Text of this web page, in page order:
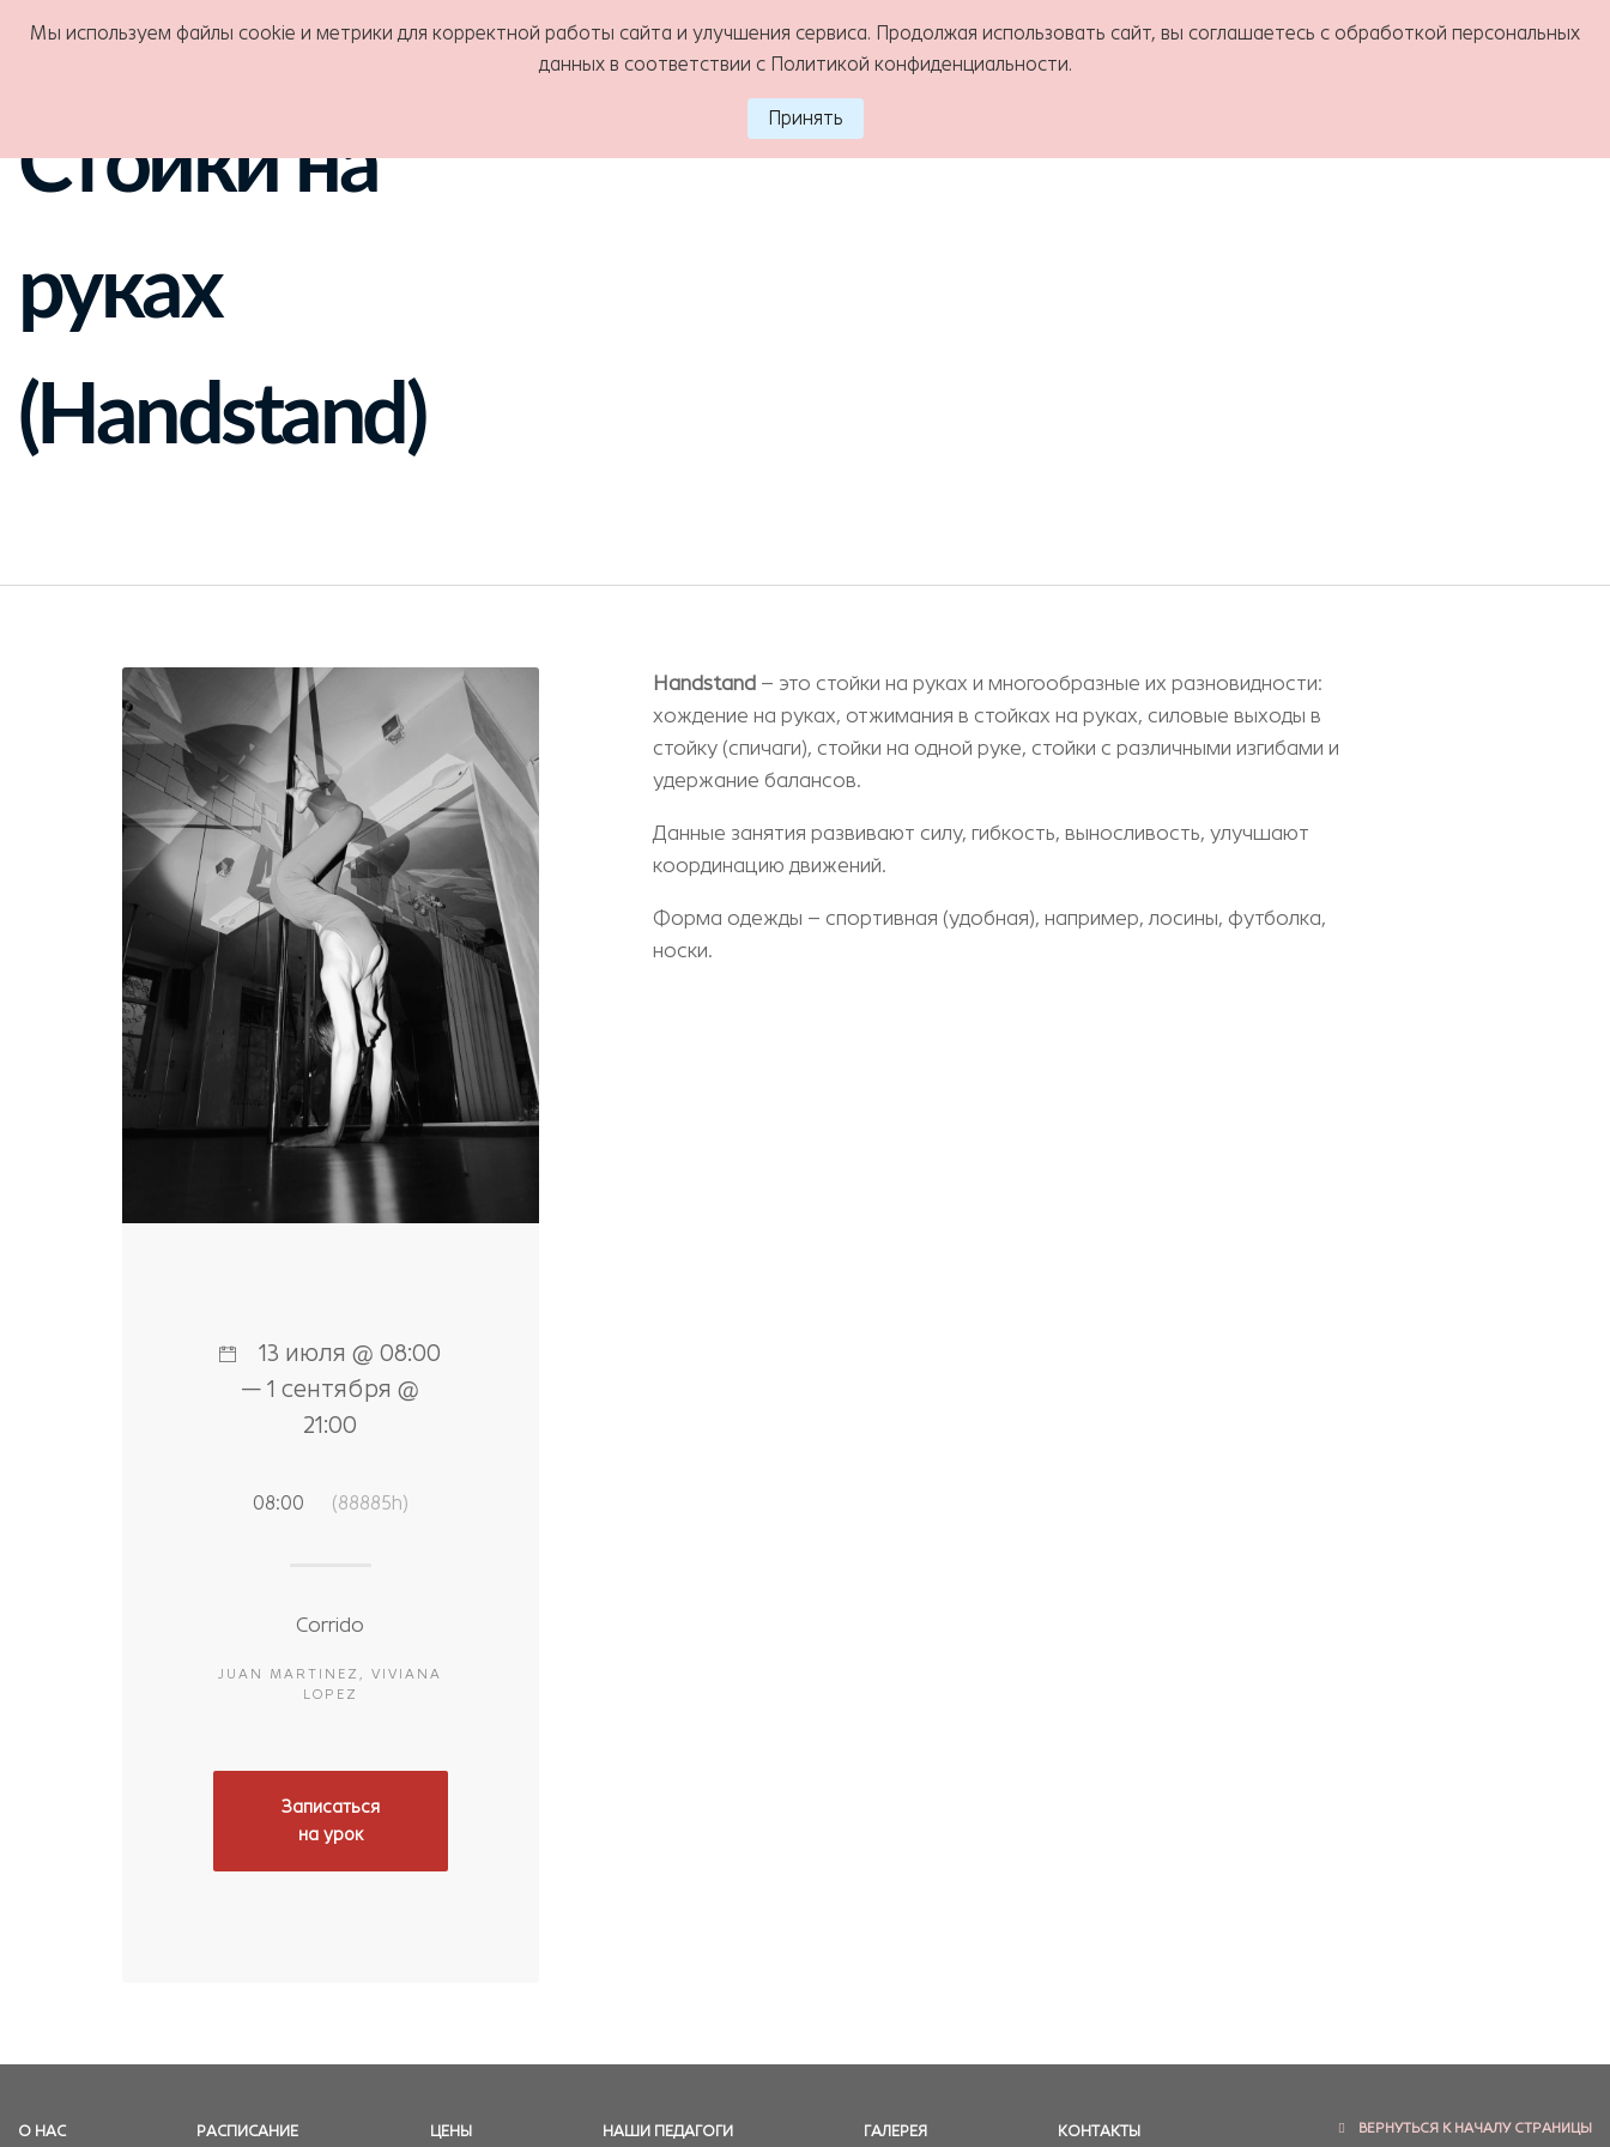
О нас Расписание Цены Наши педагоги
Стойки на
руках
(Handstand)
Handstand– это стойки на руках и многообразные их разновидности:
хождение на руках, отжимания в стойках на руках, силовые выходы в
стойку (спичаги), стойки на одной руке, стойки с различными изгибами и
удержание балансов.
Данные занятия развивают силу, гибкость, выносливость, улучшают
координацию движений.
Форма одежды – спортивная (удобная), например, лосины, футболка,
носки.
13 июля @ 08:00
— 1 сентября @
21:00
08:00 (88885h)
Corrido
JUAN MARTINEZ, VIVIANA
LOPEZ
Записаться
на урок
О НАС РАСПИСАНИЕ ЦЕНЫ НАШИ ПЕДАГОГИ ГАЛЕРЕЯ КОНТАКТЫ ВЕРНУТЬСЯ К НАЧАЛУ СТРАНИЦЫ
Мы используем файлы cookie и метрики для корректной работы сайта и улучшения сервиса. Продолжая использовать сайт, вы соглашаетесь с обработкой персональных
данных в соответствии с Политикой конфиденциальности.
Принять